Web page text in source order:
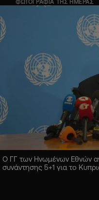
ΦΩΤΟΓΡΑΦΙΑ ΤΗΣ ΗΜΕΡΑΣ
Ο ΓΓ των Ηνωμένων Εθνών
συνάντησης 5+1 για το